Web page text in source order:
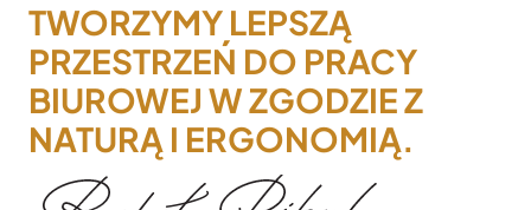
TWORZYMY LEPSZĄ
PRZESTRZEŃ DO PRACY
BIUROWEJ W ZGODZIE Z
NATURĄ I ERGONOMIĄ.